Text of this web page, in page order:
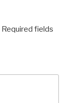
Required fields